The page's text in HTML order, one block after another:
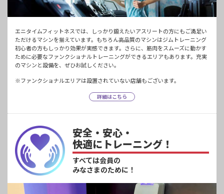
エニタイムフィットネスでは、しっかり鍛えたいアスリートの方にもご満足い
ただけるマシンを揃えています。もちろん高品質のマシンはジムトレーニング
初心者の方もしっかり効果が実感できます。さらに、筋肉をスムーズに動かす
ために必要なファンクショナルトレーニングができるエリアもあります。充実
のマシンと設備を、ぜひお試しください。
※ファンクショナルエリアは設置されていない店舗もございます。
詳細はこちら
安全・安心・
快適にトレーニング！
すべては会員の
みなさまのために！